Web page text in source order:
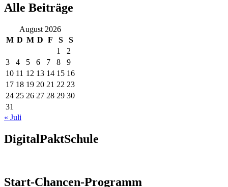
Alle Beiträge
August 2026
M D M D F S
S
1
2
3
4 5 6 7 8
9
10 11 12 13 14 15 16
17 18 19 20 21 22 23
24 25 26 27 28 29 30
31
« Juli
DigitalPaktSchule
Start-Chancen-Programm